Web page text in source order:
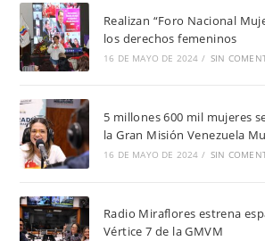
Realizan “Foro Nacional
los derechos femeninos
16 DE MAYO DE 2024 / SIN
5 millones 600 mil mujeres
la Gran Misión Venezuela
16 DE MAYO DE 2024 / SIN
Radio Miraflores estrena
Vértice 7 de la GMVM